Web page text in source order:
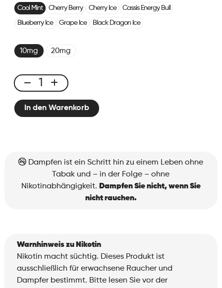
Cool Mint Cherry Berry Cherry Ice Cassis Energy Bull
Blueberry Ice Grape Ice Black Dragon Ice
10mg 20mg
X-
Line
PodIn den Warenkorb
Dampfen ist ein Schritt hin zu einem Leben ohne
Tabak und – in der Folge – ohne
Nikotinabhängigkeit. Dampfen Sie nicht, wenn Sie
nicht rauchen.
Warnhinweis zu Nikotin
Nikotin macht süchtig. Dieses Produkt ist
ausschließlich für erwachsene Raucher und
Dampfer bestimmt. Bitte lesen Sie vor der